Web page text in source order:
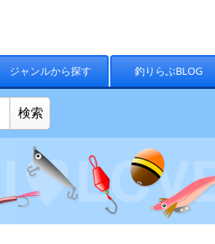
ジャンルから探す 釣りらぶBLOG